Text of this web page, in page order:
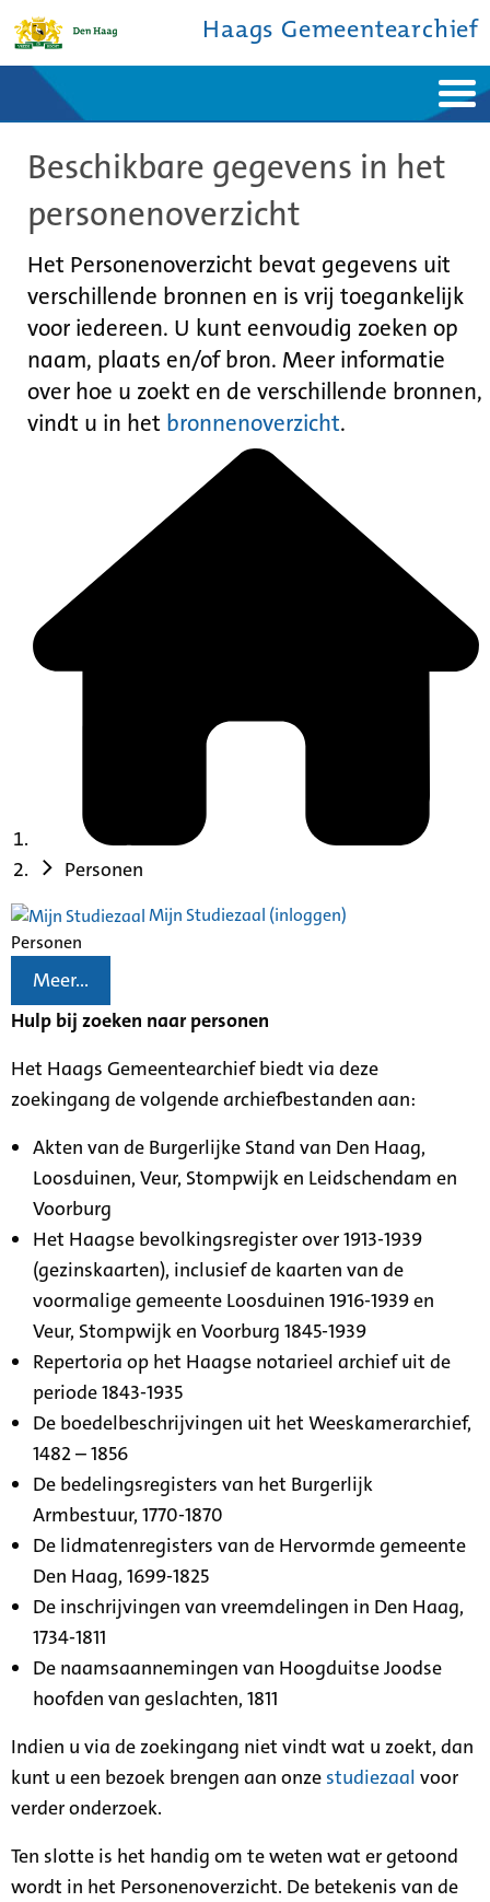
Haags Gemeentearchief
Ontdek de stad
De studiezaal
Bronnen en collecties
Contact
Beschikbare gegevens in het
personenoverzicht
Het Personenoverzicht bevat gegevens uit
verschillende bronnen en is vrij toegankelijk
voor iedereen. U kunt eenvoudig zoeken op
naam, plaats en/of bron. Meer informatie
over hoe u zoekt en de verschillende bronnen,
vindt u in het bronnenoverzicht.
Personen
Mijn Studiezaal (inloggen)
Personen
Meer...
Hulp bij zoeken naar personen
Het Haags Gemeentearchief biedt via deze
zoekingang de volgende archiefbestanden aan:
Akten van de Burgerlijke Stand van Den Haag,
Loosduinen, Veur, Stompwijk en Leidschendam en
Voorburg
Het Haagse bevolkingsregister over 1913-1939
(gezinskaarten), inclusief de kaarten van de
voormalige gemeente Loosduinen 1916-1939 en
Veur, Stompwijk en Voorburg 1845-1939
Repertoria op het Haagse notarieel archief uit de
periode 1843-1935
De boedelbeschrijvingen uit het Weeskamerarchief,
1482 – 1856
De bedelingsregisters van het Burgerlijk
Armbestuur, 1770-1870
De lidmatenregisters van de Hervormde gemeente
Den Haag, 1699-1825
De inschrijvingen van vreemdelingen in Den Haag,
1734-1811
De naamsaannemingen van Hoogduitse Joodse
hoofden van geslachten, 1811
Indien u via de zoekingang niet vindt wat u zoekt, dan
kunt u een bezoek brengen aan onze studiezaal voor
verder onderzoek.
Ten slotte is het handig om te weten wat er getoond
wordt in het Personenoverzicht. De betekenis van de